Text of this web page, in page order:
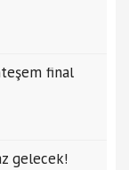
final
gelecek!